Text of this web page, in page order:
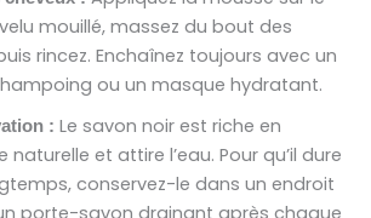
mouillé, massez du bout des
rincez. Enchaînez toujours avec un
ou un masque hydratant.
: Le savon noir est riche en
naturelle et attire l’eau. Pour qu’il dure
conservez-le dans un endroit
porte-savon drainant après chaque